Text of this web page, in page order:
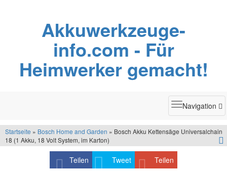
Akkuwerkzeuge-
info.com - Für
Heimwerker gemacht!
Toggle
Navigation
Startseite » Bosch Home and Garden » Bosch Akku Kettensäge Universalchain
18 (1 Akku, 18 Volt System, im Karton)
Teilen Tweet Teilen